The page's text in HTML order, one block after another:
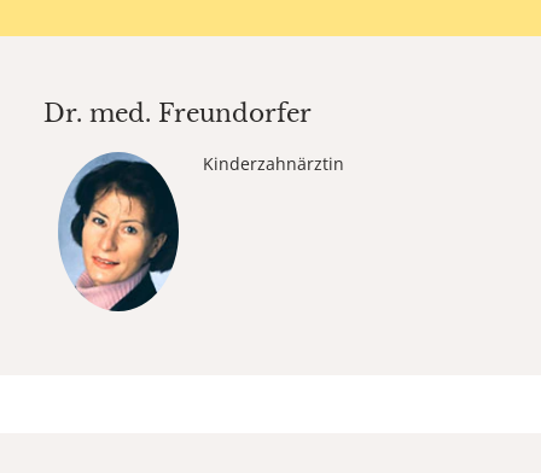
Dr. med. Freundorfer
Kinderzahnärztin